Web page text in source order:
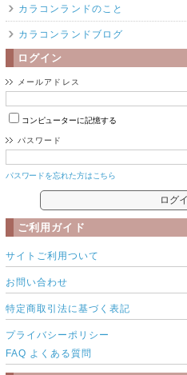
カラコンランドのこと
カラコンランドブログ
ログイン
メールアドレス
コンピューターに記憶する
パスワード
パスワードを忘れた方はこちら
ご利用ガイド
サイトご利用ついて
お問い合わせ
特定商取引法に基づく表記
プライバシーポリシー
FAQ よくある質問